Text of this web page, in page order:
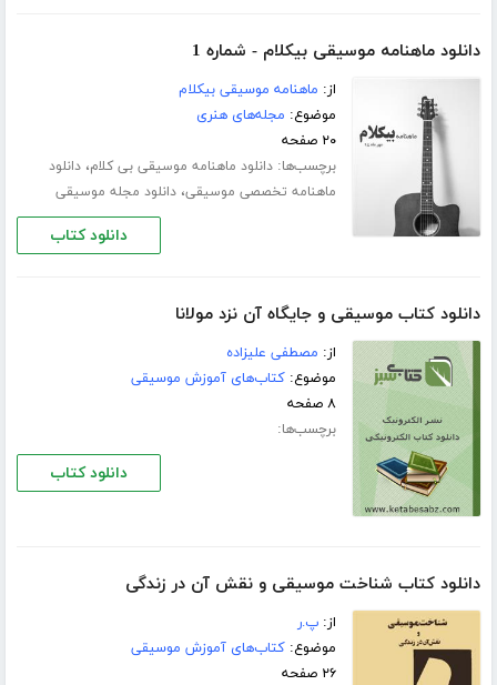
دانلود ماهنامه موسیقی بیکلام - شماره 1
از: ماهنامه موسیقی بیکلام
موضوع: مجله‌های هنری
۲۰ صفحه
برچسب‌ها:دانلود ماهنامه موسیقی بی کلام،دانلود
ماهنامه تخصصی موسیقی،دانلود مجله موسیقی
دانلود کتاب
دانلود کتاب موسیقی و جایگاه آن نزد مولانا
از: مصطفی علیزاده
موضوع:کتاب‌های آموزش موسیقی
۸ صفحه
برچسب‌ها:
دانلود کتاب
دانلود کتاب شناخت موسیقی و نقش آن در زندگی
از:پ.ر
موضوع:کتاب‌های آموزش موسیقی
۲۶ صفحه